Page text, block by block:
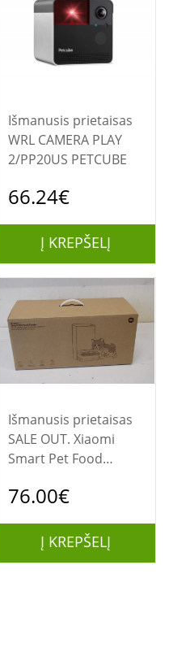
Išmanusis prietaisas
WRL CAMERA PLAY
2/PP20US PETCUBE
66.24€
Į KREPŠELĮ
Išmanusis prietaisas
SALE OUT. Xiaomi
Smart Pet Food
maisto dozatorius
SCRATCHED
(NAUDOTA)
76.00€
Į KREPŠELĮ